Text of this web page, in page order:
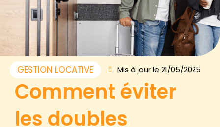
GESTION LOCATIVE Mis à jour le 21/05/2025
Comment éviter
les doubles